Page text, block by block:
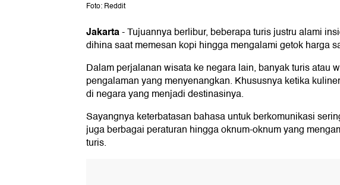
Foto: Reddit
Jakarta-Tujuannya berlibur, beberapa turis justru alami
dihina saat memesan kopi hingga mengalami getok harga
Dalam perjalanan wisata ke negara lain, banyak turis atau
pengalaman yang menyenangkan. Khususnya ketika
di negara yang menjadi destinasinya.
Sayangnya keterbatasan bahasa untuk berkomunikasi
juga berbagai peraturan hingga oknum-oknum yang
turis.